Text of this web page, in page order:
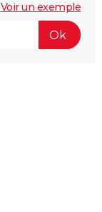
Voir un exemple